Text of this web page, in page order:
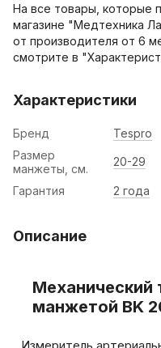
На все товары, которые
магазине "Медтехника
от производителя от 6
смотрите в
Характеристики
Бренд
Tespro
Размер
манжеты, см.
20-29
Гарантия 2 года
Описание
Механический
манжетой BK